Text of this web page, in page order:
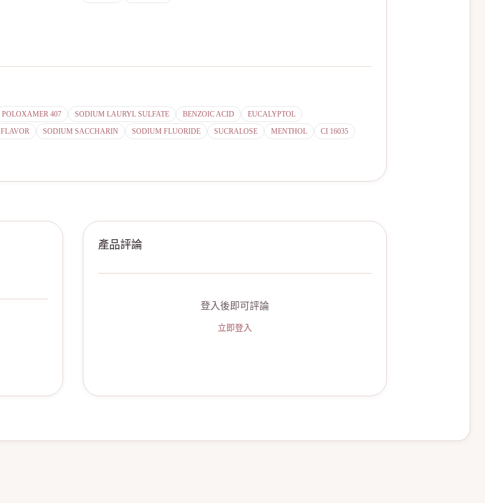
POLOXAMER 407 SODIUM LAURYL SULFATE BENZOIC ACID
EUCALYPTOL
FLAVOR SODIUM SACCHARIN SODIUM FLUORIDE SUCRALOSE MENTHOL
CI 16035
產品評論
登入後即可評論
立即登入